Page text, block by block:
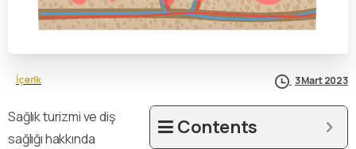
İçerik 3 Mart 2023
Contents
Sağlık turizmi ve diş
sağlığı hakkında